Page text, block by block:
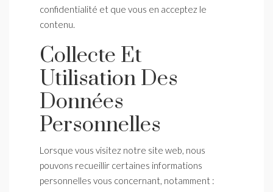
confidentialité et que vous en acceptez le
contenu.
Collecte Et
Utilisation Des
Données
Personnelles
Lorsque vous visitez notre site web, nous
pouvons recueillir certaines informations
personnelles vous concernant, notamment :